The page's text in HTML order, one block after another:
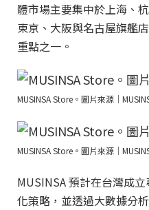
體市場主要集中於上海、
東京、大阪與名古屋旗艦
重點之一。
MUSINSA Store。圖片來源｜
MUSINSA Store。圖片來源｜
MUSINSA 預計在台灣成
化策略，並透過大數據分